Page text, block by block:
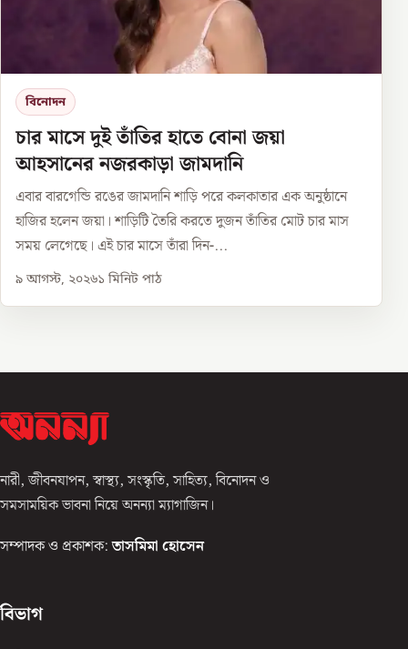
বিনোদন
চার মাসে দুই তাঁতির হাতে বোনা জয়া
আহসানের নজরকাড়া জামদানি
এবার বারগেন্ডি রঙের জামদানি শাড়ি পরে কলকাতার এক অনুষ্ঠানে
হাজির হলেন জয়া। শাড়িটি তৈরি করতে দুজন তাঁতির মোট চার মাস
সময় লেগেছে। এই চার মাসে তাঁরা দিন-...
৯ আগস্ট, ২০২৬১ মিনিট পাঠ
নারী, জীবনযাপন, স্বাস্থ্য, সংস্কৃতি, সাহিত্য, বিনোদন ও
সমসাময়িক ভাবনা নিয়ে অনন্যা ম্যাগাজিন।
সম্পাদক ও প্রকাশক: তাসমিমা হোসেন
বিভাগ